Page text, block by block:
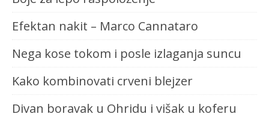
Efektan nakit – Marco Cannataro
Nega kose tokom i posle izlaganja suncu
Kako kombinovati crveni blejzer
Divan boravak u Ohridu i višak u koferu